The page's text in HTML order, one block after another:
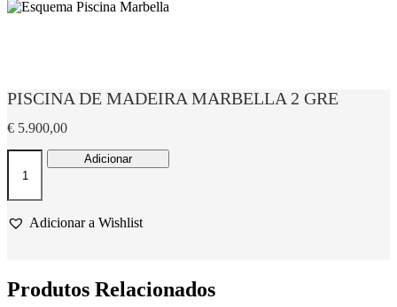
PISCINA DE MADEIRA MARBELLA 2 GRE
€ 5.900,00
Quantidade
DE
MADEIRA
Adicionar
Adicionar a Wishlist
Produtos Relacionados